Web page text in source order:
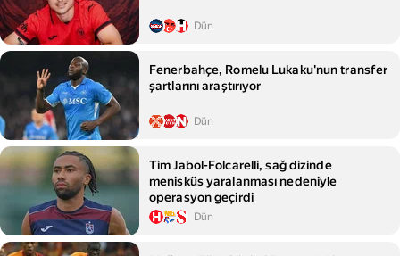
Dün
Fenerbahçe, Romelu Lukaku'nun transfer
şartlarını araştırıyor
Dün
Tim Jabol-Folcarelli, sağ dizinde
menisküs yaralanması nedeniyle
operasyon geçirdi
Dün